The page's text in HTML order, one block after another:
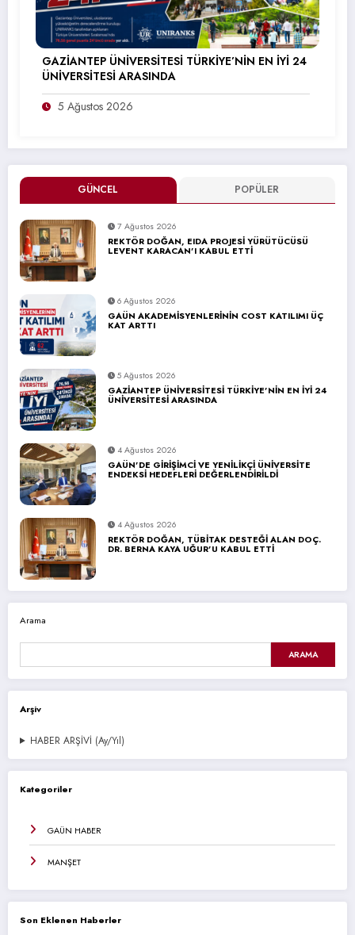
GÜNCEL POPÜLER
7 Ağustos 2026
REKTÖR DOĞAN, EIDA PROJESİ YÜRÜTÜCÜSÜ
LEVENT KARACAN’I KABUL ETTİ
6 Ağustos 2026
GAÜN AKADEMİSYENLERİNİN COST KATILIMI ÜÇ
KAT ARTTI
5 Ağustos 2026
GAZİANTEP ÜNİVERSİTESİ TÜRKİYE’NİN EN İYİ 24
ÜNİVERSİTESİ ARASINDA
4 Ağustos 2026
GAÜN’DE GİRİŞİMCİ VE YENİLİKÇİ ÜNİVERSİTE
ENDEKSİ HEDEFLERİ DEĞERLENDİRİLDİ
4 Ağustos 2026
REKTÖR DOĞAN, TÜBİTAK DESTEĞİ ALAN DOÇ.
DR. BERNA KAYA UĞUR’U KABUL ETTİ
Arama
ARAMA
Arşiv
HABER ARŞİVİ (Ay/Yıl)
Kategoriler
GAÜN HABER
MANŞET
Son Eklenen Haberler
GAZİANTEP ÜNİVERSİTESİ TÜRKİYE’NİN EN İYİ 24
ÜNİVERSİTESİ ARASINDA
5 Ağustos 2026